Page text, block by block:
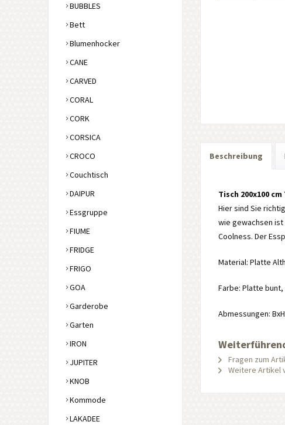
BUBBLES
Bett
Blumenhocker
CANE
CARVED
CORAL
CORK
CORSICA
CROCO
Couchtisch
DAIPUR
Essgruppe
FIUME
FRIDGE
FRIGO
GOA
Garderobe
Garten
IRON
JUPITER
KNOB
Kommode
LAKADEE
Beschreibung
Tisch 200x100 cm
Hier sind Sie
wie gewachsen ist
Coolness. Der
Material: Platte
Farbe: Platte
Abmessungen:
Fragen zum
Weitere Artikel